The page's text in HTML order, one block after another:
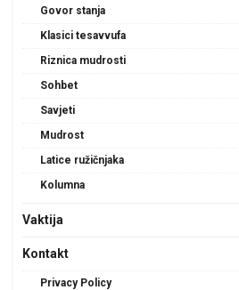
Govor stanja
Klasici tesavvufa
Riznica mudrosti
Sohbet
Savjeti
Mudrost
Latice ružičnjaka
Kolumna
Vaktija
Kontakt
Privacy Policy